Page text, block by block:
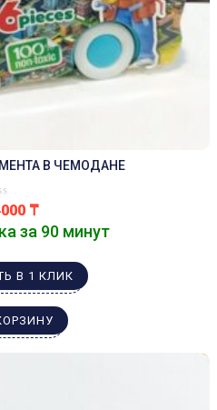
В ЧЕМОДАНЕ
₸
за 90 минут
В 1 КЛИК